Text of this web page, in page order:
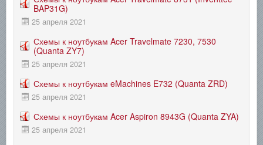
BAP31G)
25 апреля 2021
Схемы к ноутбукам Acer Travelmate 7230, 7530
(Quanta ZY7)
25 апреля 2021
Схемы к ноутбукам eMachines E732 (Quanta ZRD)
25 апреля 2021
Схемы к ноутбукам Acer Aspiron 8943G (Quanta ZYA)
25 апреля 2021